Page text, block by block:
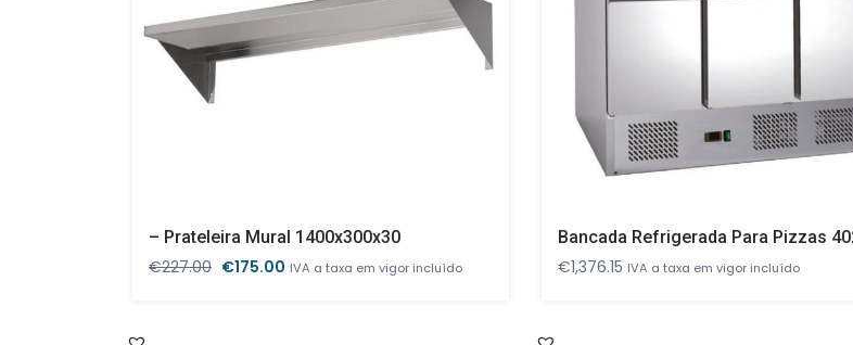
– Prateleira Mural 1400x300x30
€227.00 O
€175.00 O
IVA a taxa em vigor incluído €1,376.15 IVA a taxa em vigor incluído